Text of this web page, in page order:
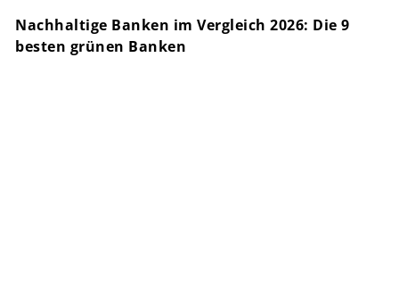
Nachhaltige Banken im Vergleich 2026: Die 9
besten grünen Banken